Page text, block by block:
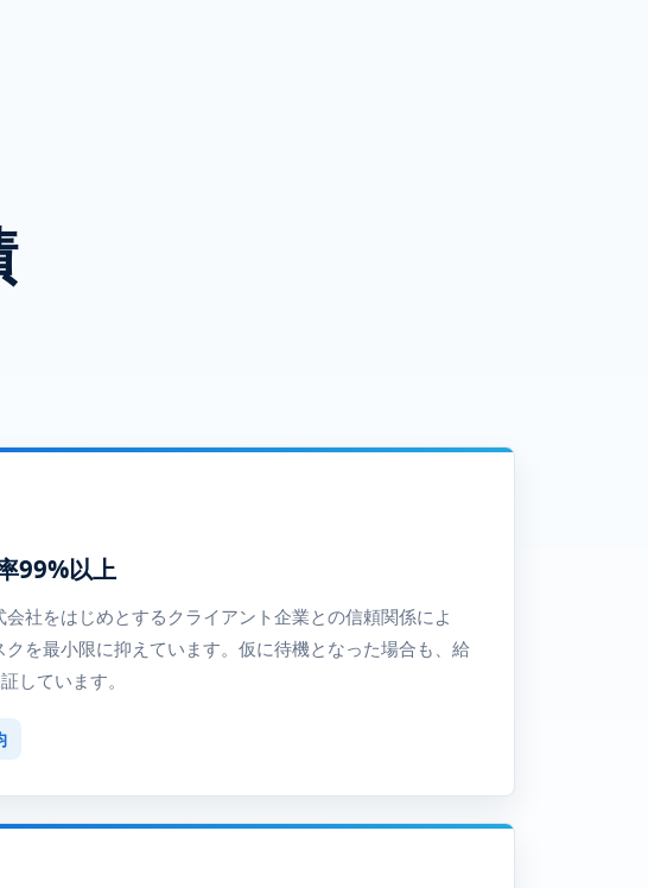
99%以上
会社をはじめとするクライアント企業との信頼関係によ
クを最小限に抑えています。仮に待機となった場合も、給
しています。